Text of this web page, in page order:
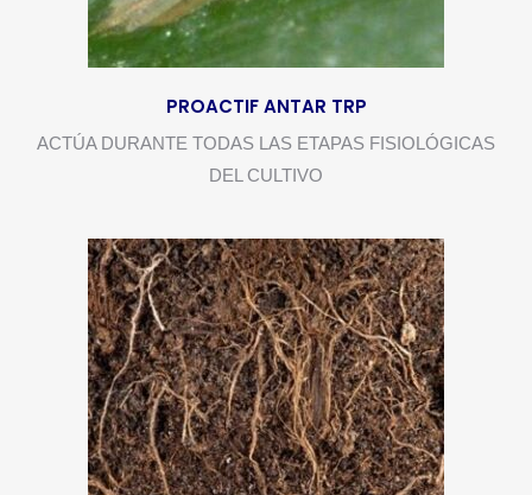
PROACTIF ANTAR TRP
ACTÚA DURANTE TODAS LAS ETAPAS FISIOLÓGICAS
DEL CULTIVO